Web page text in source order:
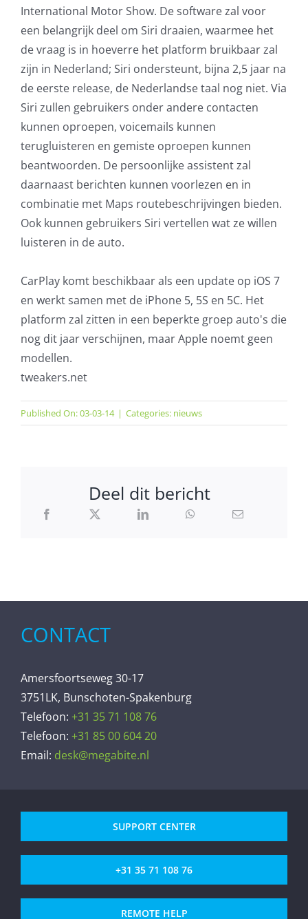
International Motor Show. De software zal voor
een belangrijk deel om Siri draaien, waarmee het
de vraag is in hoeverre het platform bruikbaar zal
zijn in Nederland; Siri ondersteunt, bijna 2,5 jaar na
de eerste release, de Nederlandse taal nog niet. Via
Siri zullen gebruikers onder andere contacten
kunnen oproepen, voicemails kunnen
terugluisteren en gemiste oproepen kunnen
beantwoorden. De persoonlijke assistent zal
daarnaast berichten kunnen voorlezen en in
combinatie met Maps routebeschrijvingen bieden.
Ook kunnen gebruikers Siri vertellen wat ze willen
luisteren in de auto.
CarPlay komt beschikbaar als een update op iOS 7
en werkt samen met de iPhone 5, 5S en 5C. Het
platform zal zitten in een beperkte groep auto's die
nog dit jaar verschijnen, maar Apple noemtgeen
modellen.
tweakers.net
Published On: 03-03-14 | Categories: nieuws
Deel dit bericht
CONTACT
Amersfoortseweg 30-17
3751LK, Bunschoten-Spakenburg
Telefoon: +31 35 71 108 76
Telefoon: +31 85 00 604 20
Email: desk@megabite.nl
SUPPORT CENTER
+31 35 71 108 76
REMOTE HELP